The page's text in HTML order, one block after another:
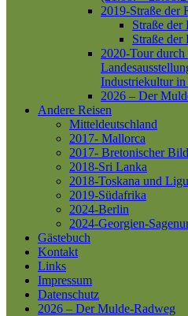
2019-Straße der
Straße
Straße der
2020-Tour durch
Industriekultur in
2026 – Der
Andere Reisen
Mitteldeutschland
2017- Mallorca
2017- Bretonischer
2018-Sri Lanka
2018-Toskana und
2019-Südafrika
2024-Berlin
2024-Georgien-
Gästebuch
Kontakt
Links
Impressum
Datenschutz
2026 – Der Mulde-Radweg